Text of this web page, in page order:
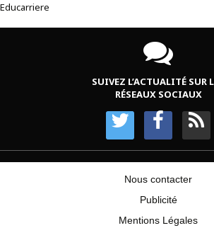
Educarriere
SUIVEZ L’ACTUALITÉ SUR
RÉSEAUX SOCIAUX
Nous contacter
Publicité
Mentions Légales